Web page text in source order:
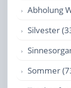
Abholung
Silvester
Sommer